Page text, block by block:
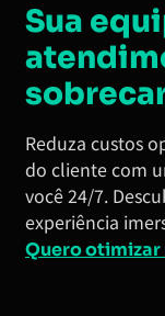
Sua
Reduza custos
do cliente com
você 24/7.
experiência
Quero